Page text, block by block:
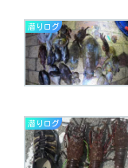
潜りログ
潜りログ